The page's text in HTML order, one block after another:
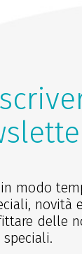
modo
novità
delle
speciali.